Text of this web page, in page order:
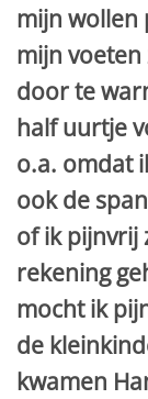
mijn wollen
mijn
door te
half uurtje
o.a. omdat
ook de
of ik pijnvrij
rekening
mocht ik
de
kwamen